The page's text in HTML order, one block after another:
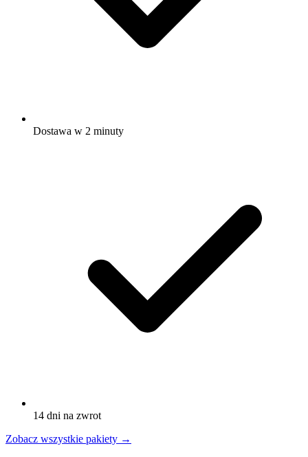
Dostawa w 2 minuty
14 dni na zwrot
Zobacz wszystkie pakiety →